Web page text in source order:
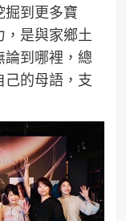
掘到更多寶
是與家鄉土
論到哪裡，總
己的母語，支